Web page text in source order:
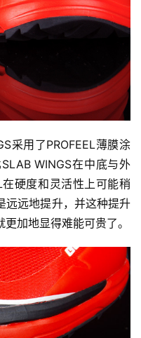
采用了PROFEEL薄膜涂
WINGS在中底与外
硬度和灵活性上可能稍
远远地提升，并这种提升
加地显得难能可贵了。